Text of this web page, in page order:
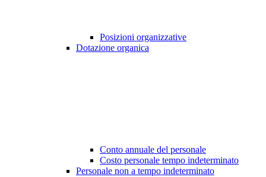
Posizioni organizzative
Dotazione organica
Conto annuale del personale
Costo personale tempo indeterminato
Personale non a tempo indeterminato